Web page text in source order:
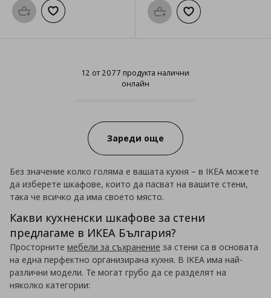
Προσθήκη στο καλάθι
Добави към списъка с любимиΠροσθήκη στο καλάθι
Добави към
12 от 2077 продукта налични
онлайн
12 от 2077 продукта налични
Зареди още
Без значение колко голяма е вашата кухня – в IKEA можете
да изберете шкафове, които да пасват на вашите стени,
така че всичко да има своето място.
Какви кухненски шкафове за стени
предлагаме в ИКЕА България?
Просторните мебели за съхранение за стени са в основата
на една перфектно организирана кухня. В IKEA има най-
различни модели. Те могат грубо да се разделят на
няколко категории: